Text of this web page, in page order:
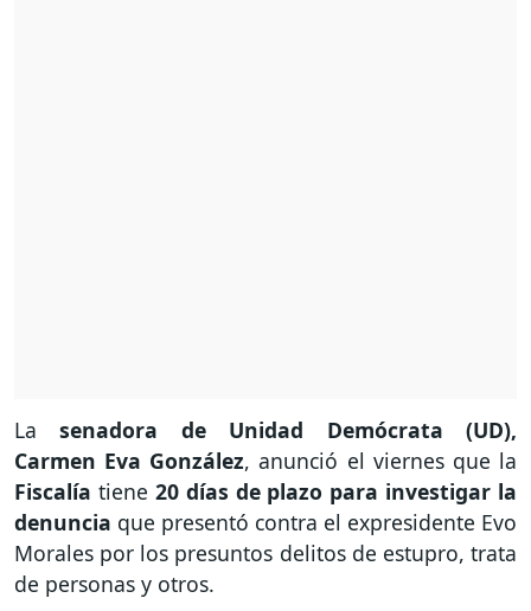
Lasenadora de
Unidad Demócrata (UD),
Carmen Eva González, anunció el viernes que la
Fiscalía tiene 20 días de plazo para investigar la
denuncia que presentó contra el expresidente Evo
Morales por los presuntos delitos de estupro, trata
de personas y otros.